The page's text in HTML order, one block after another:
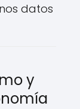
datos
y